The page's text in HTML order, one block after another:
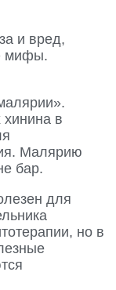
и вред,
мифы.
в
Малярию
бар.
для
но в